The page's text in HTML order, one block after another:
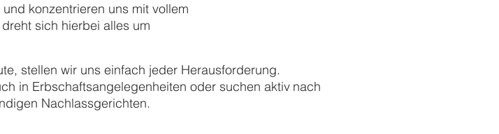
konzentrieren uns mit vollem
sich hierbei alles um
stellen wir uns einfach jeder Herausforderung.
in Erbschaftsangelegenheiten oder suchen aktiv nach
Nachlassgerichten.